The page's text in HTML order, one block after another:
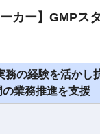
ーカー】GMPス
務の経験を活かし
業務推進を支援